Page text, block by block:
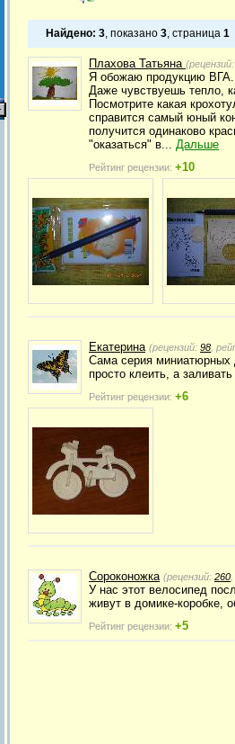
Найдено: 3, показано 3, страница 1
Плахова Татьяна
Я обожаю продукцию ВГА.
Даже чувствуешь тепло,
Посмотрите какая
справится самый юный
получится одинаково
"оказаться" в... Дальше
Рейтинг рецензии: +10
Екатерина (рецензий: 98 ,
Сама серия миниатюрных
просто клеить, а
Рейтинг рецензии: +6
Сороконожка (рецензий: 260
У нас этот велосипед
живут в домике-коробке,
Рейтинг рецензии: +5